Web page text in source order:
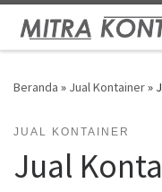
Skip to content
Beranda » Jual Kontainer»
JUAL KONTAINER
Jual